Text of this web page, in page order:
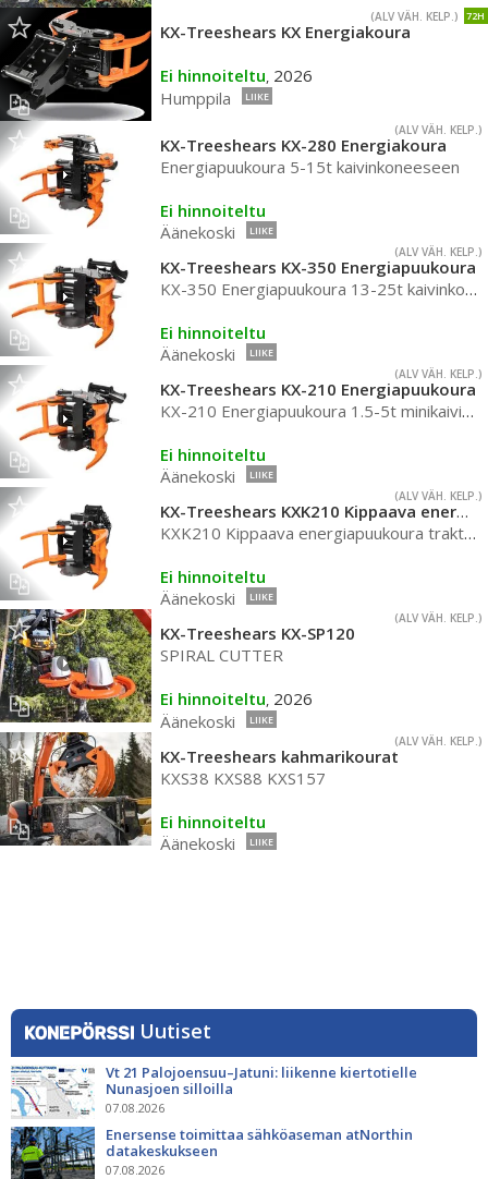
72H
(ALV VÄH. KELP.)
KX-Treeshears KX Energiakoura
Ei hinnoiteltu, 2026
Humppila
LIIKE
(ALV VÄH. KELP.)
KX-Treeshears KX-280 Energiakoura
Energiapuukoura 5-15t kaivinkoneeseen
Ei hinnoiteltu
Äänekoski
LIIKE
(ALV VÄH. KELP.)
KX-Treeshears KX-350 Energiapuukoura
KX-350 Energiapuukoura 13-25t kaivinkoneeseen
Ei hinnoiteltu
Äänekoski
LIIKE
(ALV VÄH. KELP.)
KX-Treeshears KX-210 Energiapuukoura
KX-210 Energiapuukoura 1.5-5t minikaivinkoneeseen
Ei hinnoiteltu
Äänekoski
LIIKE
(ALV VÄH. KELP.)
KX-Treeshears KXK210 Kippaava energiapuukoura
KXK210 Kippaava energiapuukoura traktoreihin
Ei hinnoiteltu
Äänekoski
LIIKE
(ALV VÄH. KELP.)
KX-Treeshears KX-SP120
SPIRAL CUTTER
Ei hinnoiteltu, 2026
Äänekoski
LIIKE
(ALV VÄH. KELP.)
KX-Treeshears kahmarikourat
KXS38 KXS88 KXS157
Ei hinnoiteltu
Äänekoski
LIIKE
Uutiset
Vt 21 Palojoensuu–Jatuni: liikenne kiertotielle
Nunasjoen silloilla
07.08.2026
Enersense toimittaa sähköaseman atNorthin
datakeskukseen
07.08.2026